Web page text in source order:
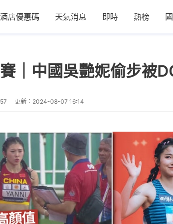
酒店優惠碼 天氣消息 即時 熱榜
賽｜中國吳艷妮偷步
更新： 2024-08-07 16:14